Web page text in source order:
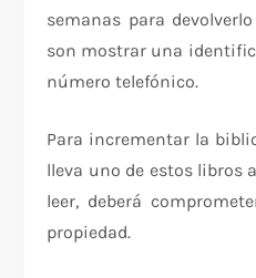
semanas para
son mostrar una
número telefónico.
Para incrementar la
lleva uno de estos libros
leer, deberá
propiedad.